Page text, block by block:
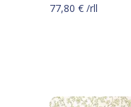
77,80 € /rll